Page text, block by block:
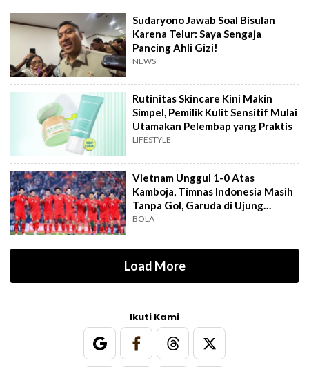
Sudaryono Jawab Soal Bisulan
Karena Telur: Saya Sengaja
Pancing Ahli Gizi!
NEWS
Rutinitas Skincare Kini Makin
Simpel, Pemilik Kulit Sensitif Mulai
Utamakan Pelembap yang Praktis
LIFESTYLE
Vietnam Unggul 1-0 Atas
Kamboja, Timnas Indonesia Masih
Tanpa Gol, Garuda di Ujung
Tanduk
BOLA
Load More
Ikuti Kami